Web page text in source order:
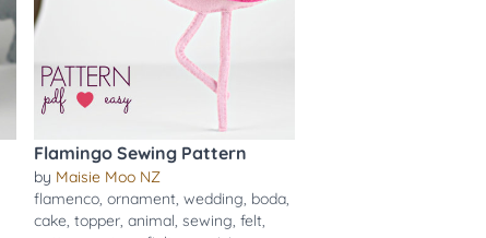
Flamingo Sewing Pattern
by Maisie Moo NZ
flamenco,ornament,wedding, boda,
cake,topper,animal,sewing,felt,